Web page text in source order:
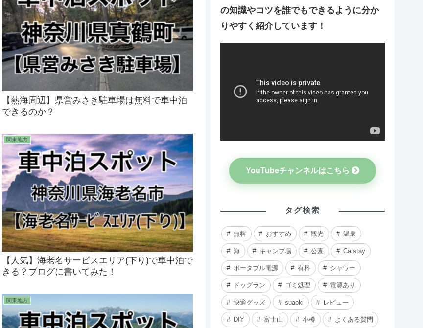
【熱海周辺】県営みさき駐車場は無料で車中泊
できるのか？
関東地方
【人気】海老名サービスエリア(下り)で車中泊で
きる？ブログに書いてみた！
関東地方
の知識やコツを誰でもできるように分か
りやすく紹介しています！
YouTubeチャンネルはこちら
タグ検索
無料 おすすめ 観光 温泉
海 キャンプ場 公園 Carstay
ポータブル電源 有料 シャワー
ドッグラン ゴミ処理 電源あり
快適グッズ suaoki レビュー
DIY 富士山 小樽 よくある質問